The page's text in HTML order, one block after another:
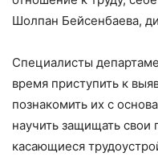
Шолпан Бейсенбаева,
Специалисты
время приступить к
познакомить их с
научить защищать свои
касающиеся